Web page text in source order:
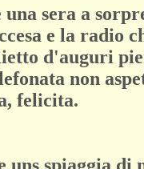
sera a
e la radio
d'auguri
non
felicita.